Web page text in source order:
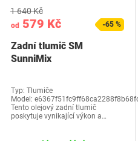
od 579 Kč
1 640 Kč
-65 %
Zadní tlumič SM
SunniMix
Typ: Tlumiče
Model:
Tento olejový zadní tlumič
poskytuje vynikající výkon a…